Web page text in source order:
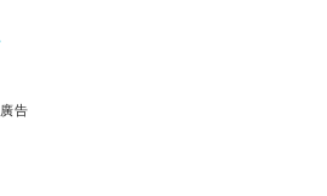
廣告